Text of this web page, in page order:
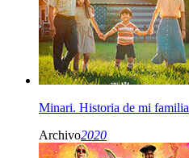
Minari. Historia de mi familia
Archivo2020